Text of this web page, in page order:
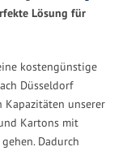
Lösung für
kostengünstige
Düsseldorf
Kapazitäten unserer
Kartons mit
Dadurch